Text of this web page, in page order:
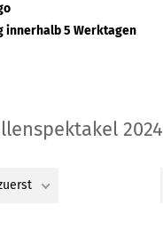
innerhalb 5 Werktagen
2024